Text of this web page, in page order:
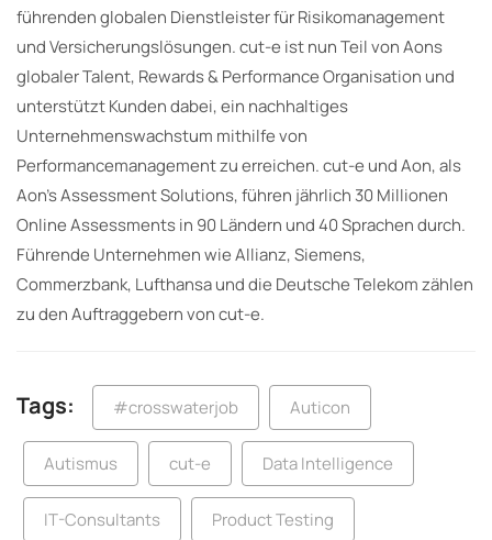
führenden globalen Dienstleister für Risikomanagement
und Versicherungslösungen. cut-e ist nun Teil von Aons
globaler Talent, Rewards & Performance Organisation und
unterstützt Kunden dabei, ein nachhaltiges
Unternehmenswachstum mithilfe von
Performancemanagement zu erreichen. cut-e und Aon, als
Aon’s Assessment Solutions, führen jährlich 30 Millionen
Online Assessments in 90 Ländern und 40 Sprachen durch.
Führende Unternehmen wie Allianz, Siemens,
Commerzbank, Lufthansa und die Deutsche Telekom zählen
zu den Auftraggebern von cut-e.
Tags: #crosswaterjob Auticon
Autismus cut-e Data Intelligence
IT-Consultants Product Testing